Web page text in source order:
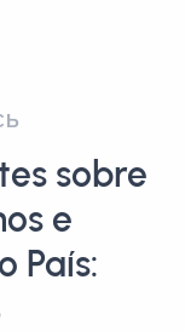
sobre
e
País: